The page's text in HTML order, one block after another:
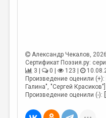
ЭССЕИСТИКА
ЛИТЕРАТУРОВЕДЕНИЕ
КУЛЬТУРОВЕДЕНИЕ
ПУБЛИЦИСТИКА
Александр Чекалов, 2026
Сертификат Поэзия.ру:
3 |
0 | 123 |
Произведение оценили
Галина", "Сергей Красиков"]
Произведение оценили (-): []